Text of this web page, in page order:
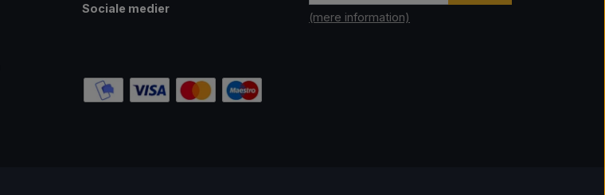
Sociale medier
(mere information)